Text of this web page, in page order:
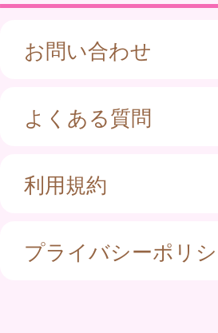
お問い合わせ
よくある質問
利用規約
プライバシーポリ